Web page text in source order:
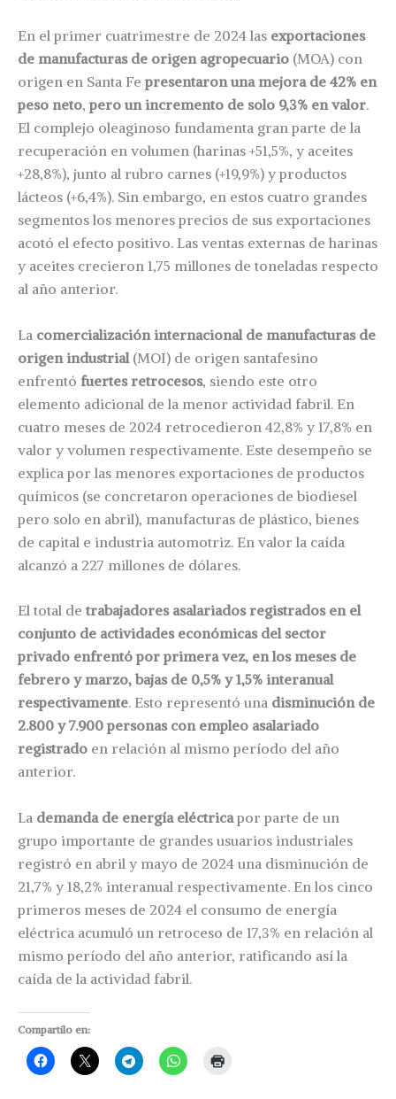
En el primer cuatrimestre de 2024 las exportaciones
de manufacturas de origen agropecuario (MOA) con
origen en Santa Fepresentaron una mejora de 42% en
peso neto,pero un incremento de solo 9,3% en valor.
El complejo oleaginoso fundamenta gran parte de la
recuperación en volumen (harinas +51,5%, y aceites
+28,8%), junto al rubro carnes (+19,9%) y productos
lácteos (+6,4%). Sin embargo, en estos cuatro grandes
segmentos los menores precios de sus exportaciones
acotó el efecto positivo. Las ventas externas de harinas
y aceites crecieron 1,75 millones de toneladas respecto
al año anterior.
La comercialización internacional de manufacturas de
origen industrial (MOI) de origen santafesino
enfrentó fuertes retrocesos, siendo este otro
elemento adicional de la menor actividad fabril. En
cuatro meses de 2024 retrocedieron 42,8% y 17,8% en
valor y volumen respectivamente. Este desempeño se
explica por las menores exportaciones de productos
químicos (se concretaron operaciones de biodiesel
pero solo en abril), manufacturas de plástico, bienes
de capital e industria automotriz. En valor la caída
alcanzó a 227 millones de dólares.
El total de trabajadores asalariados registrados en el
conjunto de actividades económicas del sector
privado enfrentó por primera vez, en los meses de
febrero y marzo, bajas de 0,5% y 1,5% interanual
respectivamente. Esto representó una disminución de
2.800 y 7.900 personas con empleo asalariado
registrado en relación al mismo período del año
anterior.
La demanda de energía eléctricapor parte de un
grupo importante de grandes usuarios industriales
registró en abril y mayo de 2024 una disminución de
21,7% y 18,2% interanual respectivamente. En los cinco
primeros meses de 2024 el consumo de energía
eléctrica acumuló un retroceso de 17,3% en relación al
mismo período del año anterior, ratificando así la
caída de la actividad fabril.
Compartilo en: